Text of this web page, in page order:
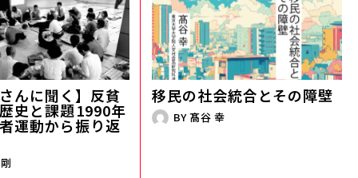
んに聞く】反貧
史と課題――1990年
運動から振り返
移民の社会統合とその障壁
BY髙谷 幸